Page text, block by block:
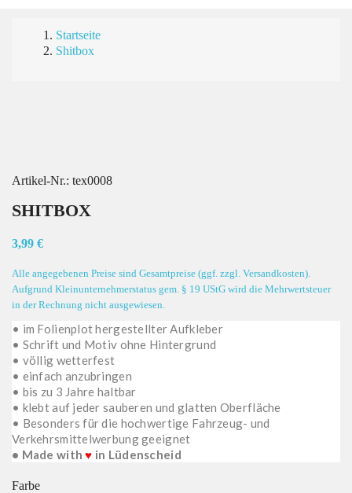
Startseite
Shitbox
Artikel-Nr.: tex0008
SHITBOX
3,99 €
Alle angegebenen Preise sind Gesamtpreise (ggf. zzgl. Versandkosten).
Aufgrund Kleinunternehmerstatus gem. § 19 UStG wird die Mehrwertsteuer
in der Rechnung nicht ausgewiesen.
• im Folienplot hergestellter Aufkleber
• Schrift und Motiv ohne Hintergrund
• völlig wetterfest
• einfach anzubringen
• bis zu 3 Jahre haltbar
• klebt auf jeder sauberen und glatten Oberfläche
• Besonders für die hochwertige Fahrzeug- und
Verkehrsmittelwerbung geeignet
• Made with♥ in Lüdenscheid
Farbe